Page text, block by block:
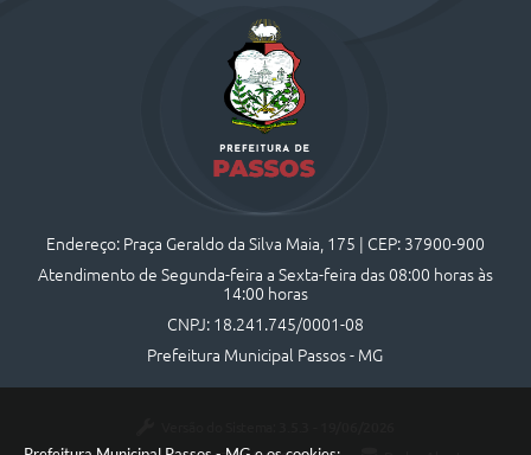
Endereço: Praça Geraldo da Silva Maia, 175 | CEP: 37900-900
Atendimento de Segunda-feira a Sexta-feira das 08:00 horas às
14:00 horas
CNPJ: 18.241.745/0001-08
Prefeitura Municipal Passos - MG